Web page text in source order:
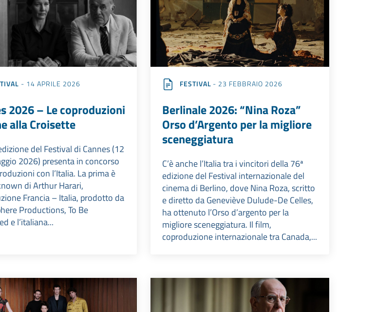
- 14 APRILE 2026
2026 – Le coproduzioni
alla Croisette
del Festival di Cannes (12
2026) presenta in concorso
con l’Italia. La prima è
di Arthur Harari,
Francia – Italia, prodotto da
Productions, To Be
e l’italiana...
FESTIVAL - 23 FEBBRAIO 2026
Berlinale 2026: “Nina Roza”
Orso d’Argento per la migliore
sceneggiatura
C’è anche l’Italia tra i vincitori della 76ª
edizione del Festival internazionale del
cinema di Berlino, dove Nina Roza, scritto
e diretto da Geneviève Dulude-De Celles,
ha ottenuto l’Orso d’argento per la
migliore sceneggiatura. Il film,
coproduzione internazionale tra Canada,...